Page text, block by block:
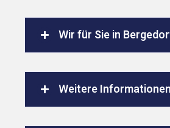
Wir für Sie in
Weitere